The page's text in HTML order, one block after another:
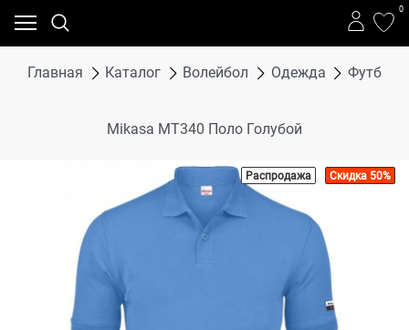
0
Главная Каталог Волейбол Одежда
Mikasa MT340 Поло Голубой
Распродажа Скидка 50%